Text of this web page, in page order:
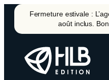
Aller
contenu
Fermeture estivale :
août inclus.